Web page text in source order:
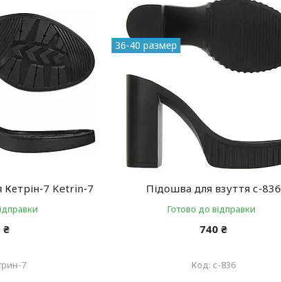
Кетрін-7 Ketrin-7
₴
7
36-40 размер
Підошва для взуття с-836
Готово до відправки
740 ₴
с-836